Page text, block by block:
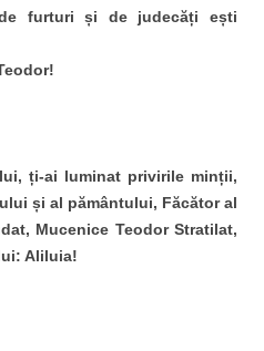
furturi și de judecăți ești
ți-ai luminat privirile minții,
și al pământului, Făcător al
Mucenice Teodor Stratilat,
Aliluia!